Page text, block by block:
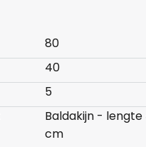
80
40
5
Baldakijn -
cm